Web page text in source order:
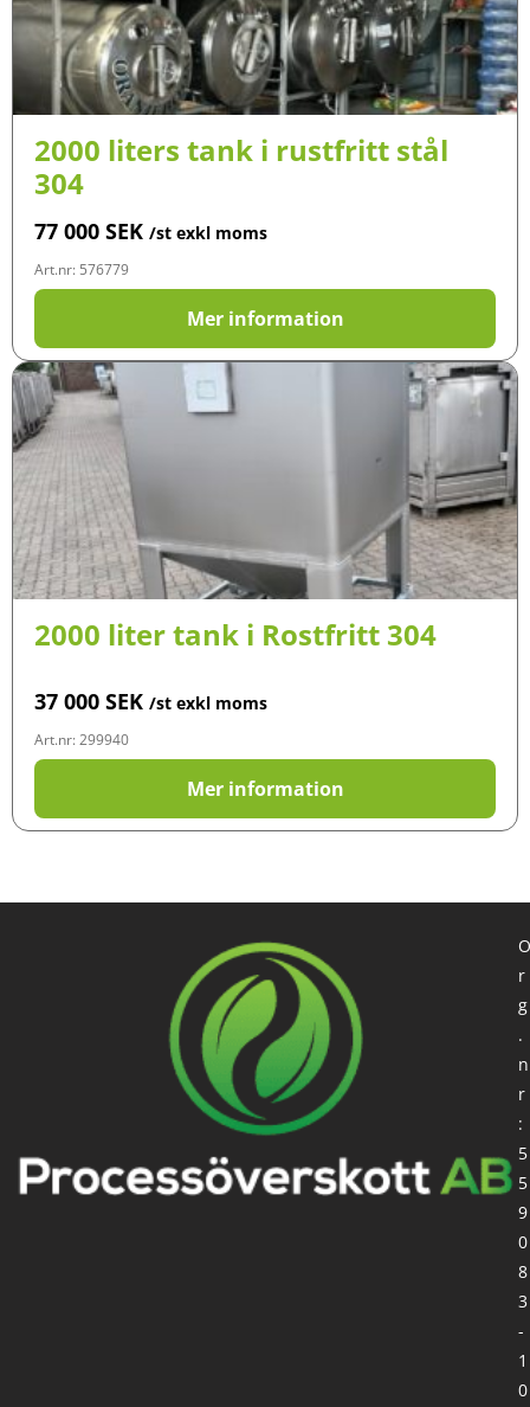
2000 liters tank i rustfritt stål
304
77 000 SEK /st exkl moms
Art.nr: 576779
Mer information
2000 liter tank i Rostfritt 304
37 000 SEK /st exkl moms
Art.nr: 299940
Mer information
O
r
g
.
n
r
:
5
5
9
0
8
3
-
1
0